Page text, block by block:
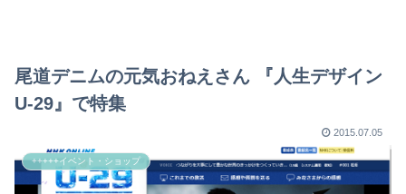
尾道デニムの元気おねえさん 『人生デザイン
U-29』で特集
2015.07.05
+++++イベント・ショップ